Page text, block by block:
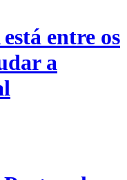
entre os
a